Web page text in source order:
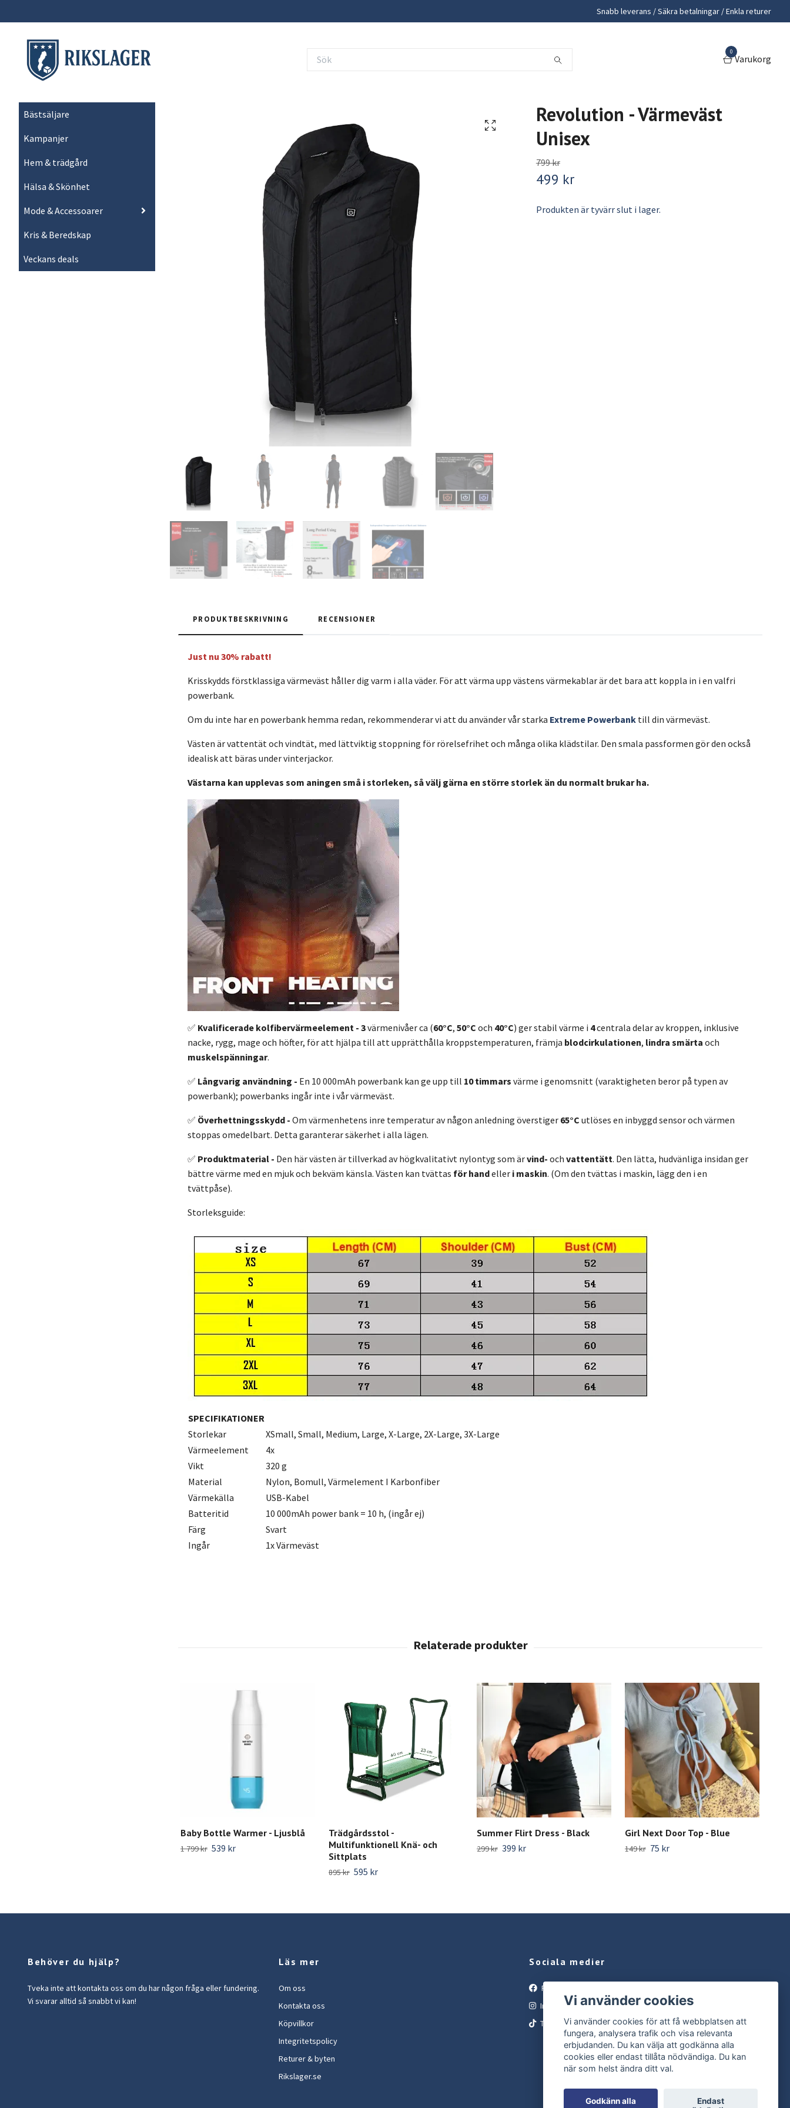
Snabb leverans / Säkra betalningar / Enkla returer
0
Varukorg
Bästsäljare
Kampanjer
Hem & trädgård
Hälsa & Skönhet
Mode & Accessoarer
Kris & Beredskap
Veckans deals
Revolution - Värmeväst
Unisex
799 kr
499 kr
Produkten är tyvärr slut i lager.
PRODUKTBESKRIVNING RECENSIONER
Just nu 30% rabatt!
Krisskydds förstklassiga värmeväst håller dig varm i alla väder. För att värma upp västens värmekablar är det bara att koppla in i en valfri
powerbank.
Om du inte har en powerbank hemma redan, rekommenderar vi att du använder vår starka Extreme Powerbank till din värmeväst.
Västen är vattentät och vindtät, med lättviktig stoppning för rörelsefrihet och många olika klädstilar. Den smala passformen gör den också
idealisk att bäras under vinterjackor.
Västarna kan upplevas som aningen små i storleken, så välj gärna en större storlek än du normalt brukar ha.
✅ Kvalificerade kolfibervärmeelement - 3värmenivåer ca (60°C, 50°C och 40°C) ger stabil värme i 4centrala delar av kroppen, inklusive
nacke, rygg, mage och höfter, för att hjälpa till att upprätthålla kroppstemperaturen, främja blodcirkulationen, lindra smärta och
muskelspänningar.
✅ Långvarig användning - En 10 000mAh powerbank kan ge upp till 10 timmars värme i genomsnitt (varaktigheten beror på typen av
powerbank); powerbanks ingår inte i vår värmeväst.
✅ Överhettningsskydd - Om värmenhetens inre temperatur av någon anledning överstiger 65°C utlöses en inbyggd sensor och värmen
stoppas omedelbart. Detta garanterar säkerhet i alla lägen.
✅ Produktmaterial - Den här västen är tillverkad av högkvalitativt nylontyg som ärvind- och vattentätt. Den lätta, hudvänliga insidan ger
bättre värme med en mjuk och bekväm känsla. Västen kan tvättas för handeller i maskin. (Om den tvättas i maskin, lägg den i en
tvättpåse).
Storleksguide:
SPECIFIKATIONER
Storlekar
XSmall, Small, Medium, Large, X-Large, 2X-Large, 3X-Large
Värmeelement
4x
Vikt
320 g
Material
Nylon, Bomull, Värmelement I Karbonfiber
Värmekälla
USB-Kabel
Batteritid
10 000mAh power bank = 10 h, (ingår ej)
Färg
Svart
Ingår
1x Värmeväst
Baby Bottle Warmer - Ljusblå
1 799 kr 539 kr
Trädgårdsstol -
Multifunktionell Knä- och
Sittplats
895 kr 595 kr
Summer Flirt Dress - Black
299 kr 399 kr
Girl Next Door Top - Blue
149 kr 75 kr
Behöver du hjälp?
Tveka inte att kontakta oss om du har någon fråga eller fundering.
Vi svarar alltid så snabbt vi kan!
Läs mer
Om oss
Kontakta oss
Köpvillkor
Integritetspolicy
Returer & byten
Rikslager.se
Sociala medier
Facebook
Instagram
Tiktok
Vi använder cookies
Vi använder cookies för att få webbplatsen att
fungera, analysera trafik och visa relevanta
erbjudanden. Du kan välja att godkänna alla
cookies eller endast tillåta nödvändiga. Du kan
när som helst ändra ditt val.
Godkänn alla
Endast